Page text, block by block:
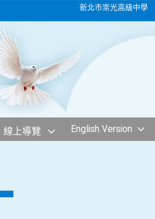
新北市崇光高級中學
線上導覽 English Version